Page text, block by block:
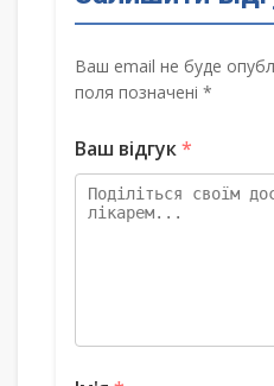
Ваш email не буде
поля позначені *
Ваш відгук*